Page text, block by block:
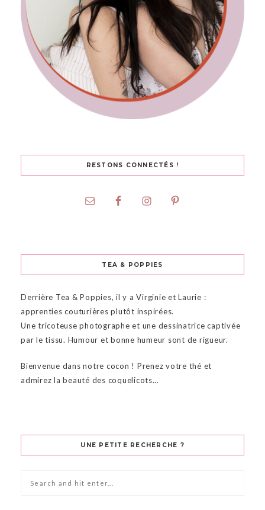
RESTONS CONNECTÉS !
TEA & POPPIES
Derrière Tea & Poppies, il y a Virginie et Laurie :
apprenties couturières plutôt inspirées.
Une tricoteuse photographe et une dessinatrice captivée
par le tissu. Humour et bonne humeur sont de rigueur.
Bienvenue dans notre cocon ! Prenez votre thé et
admirez la beauté des coquelicots…
UNE PETITE RECHERCHE ?